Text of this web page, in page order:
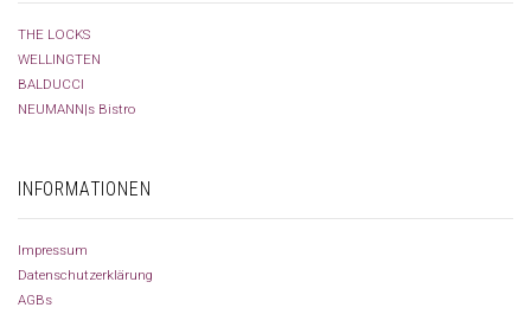
THE LOCKS
WELLINGTEN
BALDUCCI
NEUMANN|s Bistro
INFORMATIONEN
Impressum
Datenschutzerklärung
AGBs